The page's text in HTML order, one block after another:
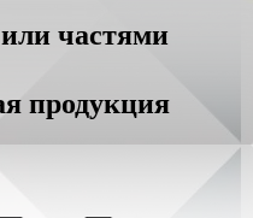
частями
продукция